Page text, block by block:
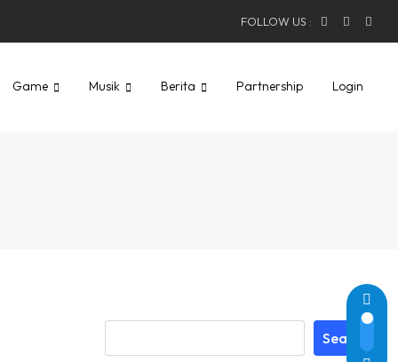
FOLLOW US :
Game Musik Berita Partnership Login
Search